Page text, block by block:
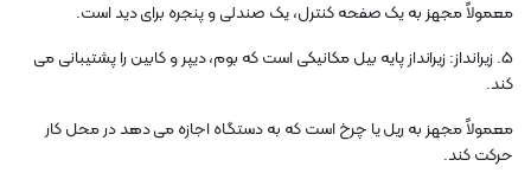
معمولاً مجهز به یک صفحه کنترل، یک صندلی و پنجره برای دید است.
5. زیرانداز: زیرانداز پایه بیل مکانیکی است که بوم، دیپر و کابین را پشتیبانی می
کند.
معمولاً مجهز به ریل یا چرخ است که به دستگاه اجازه می دهد در محل کار
حرکت کند.